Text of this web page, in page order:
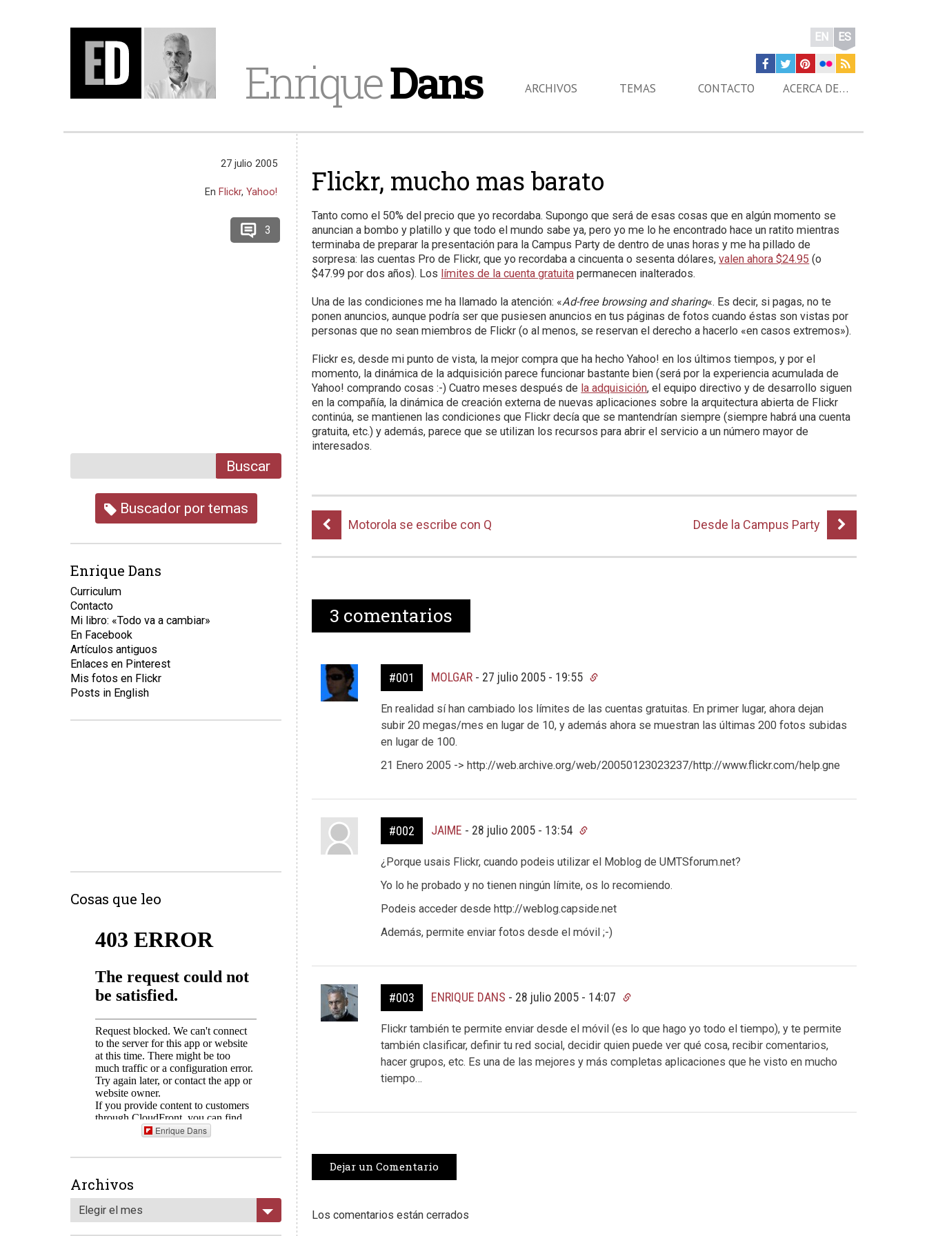
EnriqueDans
EN ES
ARCHIVOS TEMAS CONTACTO ACERCA DE…
Flickr, mucho mas barato
Tanto como el 50% del precio que yo recordaba. Supongo que será de esas cosas que en algún momento se
anuncian a bombo y platillo y que todo el mundo sabe ya, pero yo me lo he encontrado hace un ratito mientras
terminaba de preparar la presentación para la Campus Party de dentro de unas horas y me ha pillado de
sorpresa: las cuentas Pro de Flickr, que yo recordaba a cincuenta o sesenta dólares,valen ahora $24.95 (o
$47.99 por dos años). Los límites de la cuenta gratuita permanecen inalterados.
Una de las condiciones me ha llamado la atención: «Ad-free browsing and sharing«. Es decir, si pagas, no te
ponen anuncios, aunque podría ser que pusiesen anuncios en tus páginas de fotos cuando éstas son vistas por
personas que no sean miembros de Flickr (o al menos, se reservan el derecho a hacerlo «en casos extremos»).
Flickr es, desde mi punto de vista, la mejor compra que ha hecho Yahoo! en los últimos tiempos, y por el
momento, la dinámica de la adquisición parece funcionar bastante bien (será por la experiencia acumulada de
Yahoo! comprando cosas :-) Cuatro meses después de la adquisición, el equipo directivo y de desarrollo siguen
en la compañía, la dinámica de creación externa de nuevas aplicaciones sobre la arquitectura abierta de Flickr
continúa, se mantienen las condiciones que Flickr decía que se mantendrían siempre (siempre habrá una cuenta
gratuita, etc.) y además, parece que se utilizan los recursos para abrir el servicio a un número mayor de
interesados.
Motorola se escribe con Q Desde la Campus Party
3 comentarios
#001 MOLGAR- 27 julio 2005 - 19:55
En realidad sí han cambiado los límites de las cuentas gratuitas. En primer lugar, ahora dejan
subir 20 megas/mes en lugar de 10, y además ahora se muestran las últimas 200 fotos subidas
en lugar de 100.
21 Enero 2005 -> http://web.archive.org/web/20050123023237/http://www.flickr.com/help.gne
#002 JAIME - 28 julio 2005 - 13:54
¿Porque usais Flickr, cuando podeis utilizar el Moblog de UMTSforum.net?
Yo lo he probado y no tienen ningún límite, os lo recomiendo.
Podeis acceder desde http://weblog.capside.net
Además, permite enviar fotos desde el móvil ;-)
#003 ENRIQUE DANS - 28 julio 2005 - 14:07
Flickr también te permite enviar desde el móvil (es lo que hago yo todo el tiempo), y te permite
también clasificar, definir tu red social, decidir quien puede ver qué cosa, recibir comentarios,
hacer grupos, etc. Es una de las mejores y más completas aplicaciones que he visto en mucho
tiempo…
Dejar un Comentario
Los comentarios están cerrados
27 julio 2005
EnFlickr,Yahoo!
3
Buscar
Buscador por temas
Enrique Dans
Curriculum
Contacto
Mi libro: «Todo va a cambiar»
En Facebook
Artículos antiguos
Enlaces en Pinterest
Mis fotos en Flickr
Posts in English
Cosas que leo
Enrique Dans
Archivos
Elegir el mes